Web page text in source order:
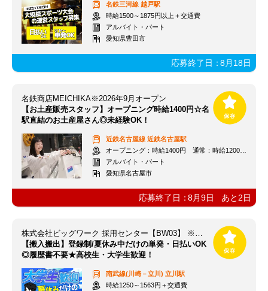
名鉄三河線 越戸駅
時給1500～1875円以上＋交通費
アルバイト・パート
愛知県豊田市
応募終了日：8月18日
名鉄商店MEICHIKA※2026年9月オープン
【お土産販売スタッフ】オープニング時給1400円☆名
駅直結のお土産屋さん◎未経験OK！
近鉄名古屋線 近鉄名古屋駅
オープニング：時給1400円 通常：時給1200円～＋交通費全額支給
アルバイト・パート
愛知県名古屋市
応募終了日：8月9日 あと 2日
株式会社ビッグワーク 採用センター【BW03】 ※立川エリア
【搬入搬出】登録制/夏休み中だけの単発・日払いOK
◎履歴書不要★高校生・大学生歓迎！
南武線(川崎－立川) 立川駅
時給1250～1563円＋交通費